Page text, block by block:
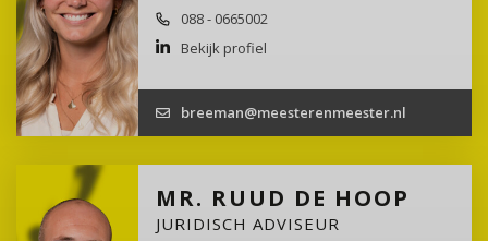
088 - 0665002
Bekijk profiel
breeman@meesterenmeester.nl
MR. RUUD DE HOOP
JURIDISCH ADVISEUR